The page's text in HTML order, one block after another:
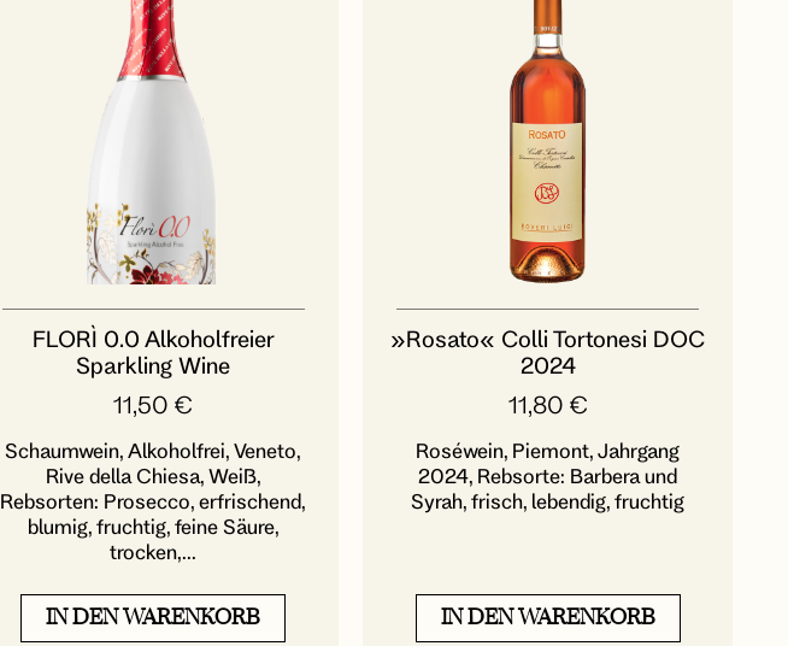
FLORÌ 0.0 Alkoholfreier
Sparkling Wine
11,50€
Schaumwein, Alkoholfrei, Veneto,
Rive della Chiesa, Weiß,
Rebsorten: Prosecco, erfrischend,
blumig, fruchtig, feine Säure,
trocken,...
IN DEN WARENKORB
»Rosato« Colli Tortonesi DOC
2024
11,80 €
Roséwein, Piemont, Jahrgang
2024, Rebsorte: Barbera und
Syrah, frisch, lebendig, fruchtig
IN DEN WARENKORB